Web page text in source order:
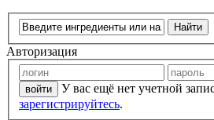
Авторизация
У вас ещё нет учетной
зарегистрируйтесь.